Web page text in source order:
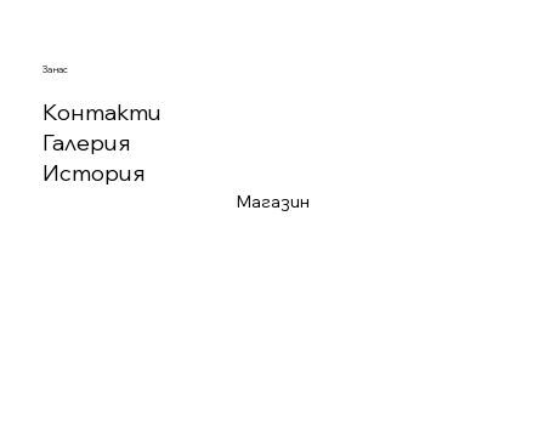
За нас
Контакти
Галерия
История
Магазин